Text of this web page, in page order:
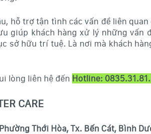
hỗ trợ tận tình các vấn đề liên
giúp khách hàng xử lý những vấn
sở hữu trí tuệ. Là nơi mà khách
lòng liên hệ đến Hotline:
CARE
Thới Hòa, Tx. Bến Cát, Bình